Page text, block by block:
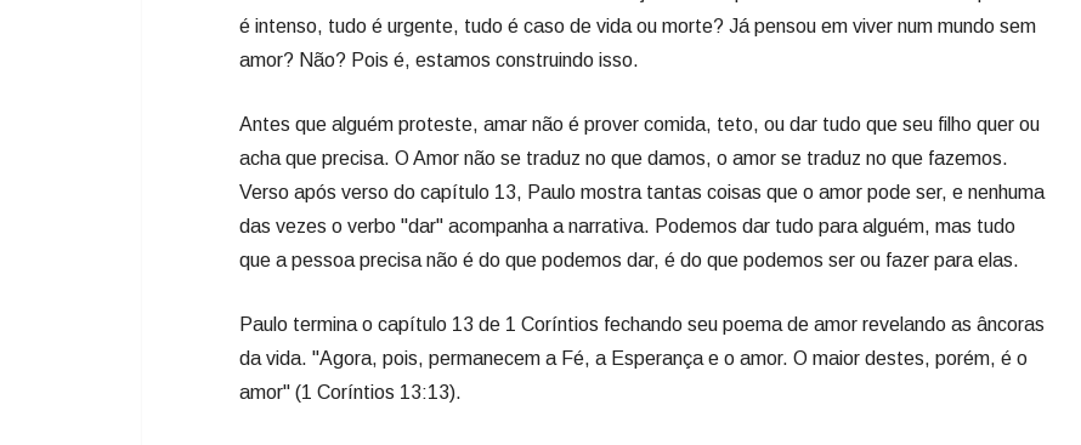
é intenso, tudo é urgente, tudo é caso de vida ou morte? Já pensou em viver num mundo sem
amor? Não? Pois é, estamos construindo isso.
Antes que alguém proteste, amar não é prover comida, teto, ou dar tudo que seu filho quer ou
acha que precisa. O Amor não se traduz no que damos, o amor se traduz no que fazemos.
Verso após verso do capítulo 13, Paulo mostra tantas coisas que o amor pode ser, e nenhuma
das vezes o verbo "dar" acompanha a narrativa. Podemos dar tudo para alguém, mas tudo
que a pessoa precisa não é do que podemos dar, é do que podemos ser ou fazer para elas.
Paulo termina o capítulo 13 de 1 Coríntios fechando seu poema de amor revelando as âncoras
da vida. "Agora, pois, permanecem a Fé, a Esperança e o amor. O maior destes, porém, é o
amor" (1 Coríntios 13:13).